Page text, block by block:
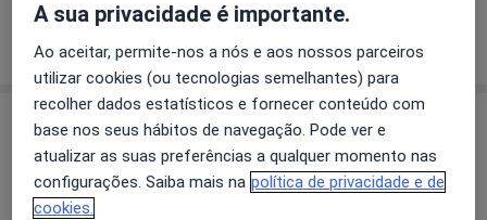
Mostrar mais detalhes
sobre a experiência
Preços
Sem informação sobre serviços e preços
Este especialista ainda não adicionou nenhuma
A sua privacidade é importante.
Ao aceitar, permite-nos a nós e aos nossos parceiros
utilizar cookies (ou tecnologias semelhantes) para
recolher dados estatísticos e fornecer conteúdo com
base nos seus hábitos de navegação. Pode ver e
atualizar as suas preferências a qualquer momento nas
configurações. Saiba mais na política de privacidade e de
cookies.